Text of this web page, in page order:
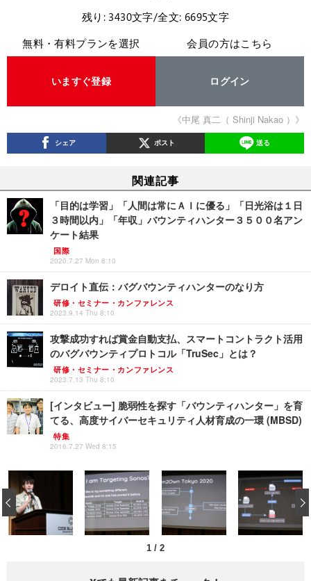
残り: 3430文字/全文: 6695文字
無料・有料プランを選択
いますぐ登録
会員の方はこちら
ログイン
《中尾 真二（ Shinji Nakao ）》
シェア ポスト 送る
関連記事
「目的は学習」「人間は常にＡＩに優る」「日光浴は１日
３時間以内」「年収」バウンティハンター３５００名アン
ケート結果
国際
2020.7.27 Mon 8:10
デロイト直伝：バグバウンティハンターのなり方
研修・セミナー・カンファレンス
2023.9.14 Thu 8:10
攻撃成功すれば賞金自動支払、スマートコントラクト活用
のバグバウンティプロトコル「TruSec」とは？
研修・セミナー・カンファレンス
2023.7.13 Thu 8:10
[インタビュー] 脆弱性を探す「バウンティハンター」を育
てる、高度サイバーセキュリティ人材育成の一環 (MBSD)
特集
2016.7.27 Wed 8:15
1 / 2
‹